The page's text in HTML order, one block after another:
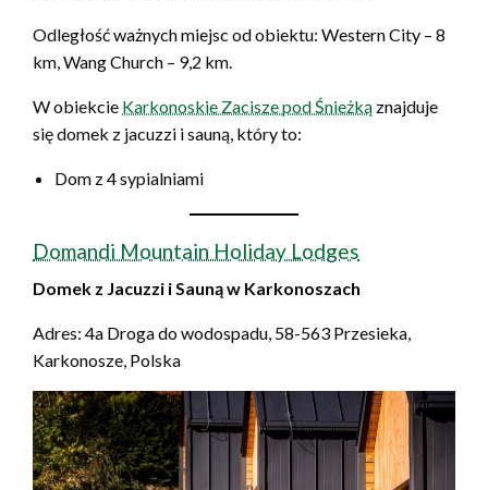
Odległość ważnych miejsc od obiektu: Western City – 8
km, Wang Church – 9,2 km.
W obiekcie Karkonoskie Zacisze pod Śnieżką znajduje
się domek z jacuzzi i sauną, który to:
Dom z 4 sypialniami
Domandi Mountain Holiday Lodges
Domek z Jacuzzi i Sauną w Karkonoszach
Adres: 4a Droga do wodospadu, 58-563 Przesieka,
Karkonosze, Polska